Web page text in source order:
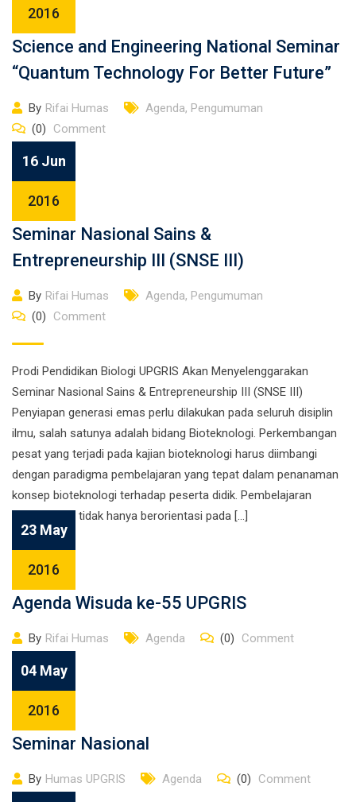
2016
Science and Engineering National Seminar
“Quantum Technology For Better Future”
By Rifai Humas Agenda, Pengumuman
(0)
Comment
16 Jun
2016
Seminar Nasional Sains &
Entrepreneurship III (SNSE III)
By Rifai Humas Agenda, Pengumuman
(0)
Comment
Prodi Pendidikan Biologi UPGRIS Akan Menyelenggarakan
Seminar Nasional Sains & Entrepreneurship III (SNSE III)
Penyiapan generasi emas perlu dilakukan pada seluruh disiplin
ilmu, salah satunya adalah bidang Bioteknologi. Perkembangan
pesat yang terjadi pada kajian bioteknologi harus diimbangi
dengan paradigma pembelajaran yang tepat dalam penanaman
konsep bioteknologi terhadap peserta didik. Pembelajaran
bioteknologi tidak hanya berorientasi pada […]
23 May
2016
Agenda Wisuda ke-55 UPGRIS
By Rifai Humas Agenda (0) Comment
04 May
2016
Seminar Nasional
By Humas UPGRIS Agenda (0) Comment